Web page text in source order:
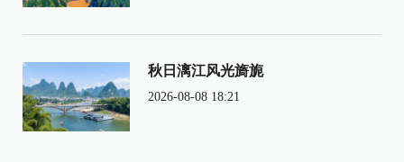
秋日漓江风光旖旎
2026-08-08 18:21